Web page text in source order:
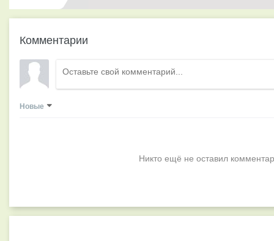
Комментарии
Новые
Никто ещё не оставил